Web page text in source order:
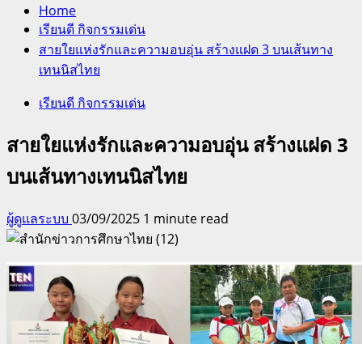
Home
เรียนดี กิจกรรมเด่น
สายใยแห่งรักและความอบอุ่น สร้างแฝด 3 บนเส้นทาง
เทนนิสไทย
เรียนดี กิจกรรมเด่น
สายใยแห่งรักและความอบอุ่น สร้างแฝด 3
บนเส้นทางเทนนิสไทย
ผู้ดูแลระบบ 03/09/2025 1 minute read